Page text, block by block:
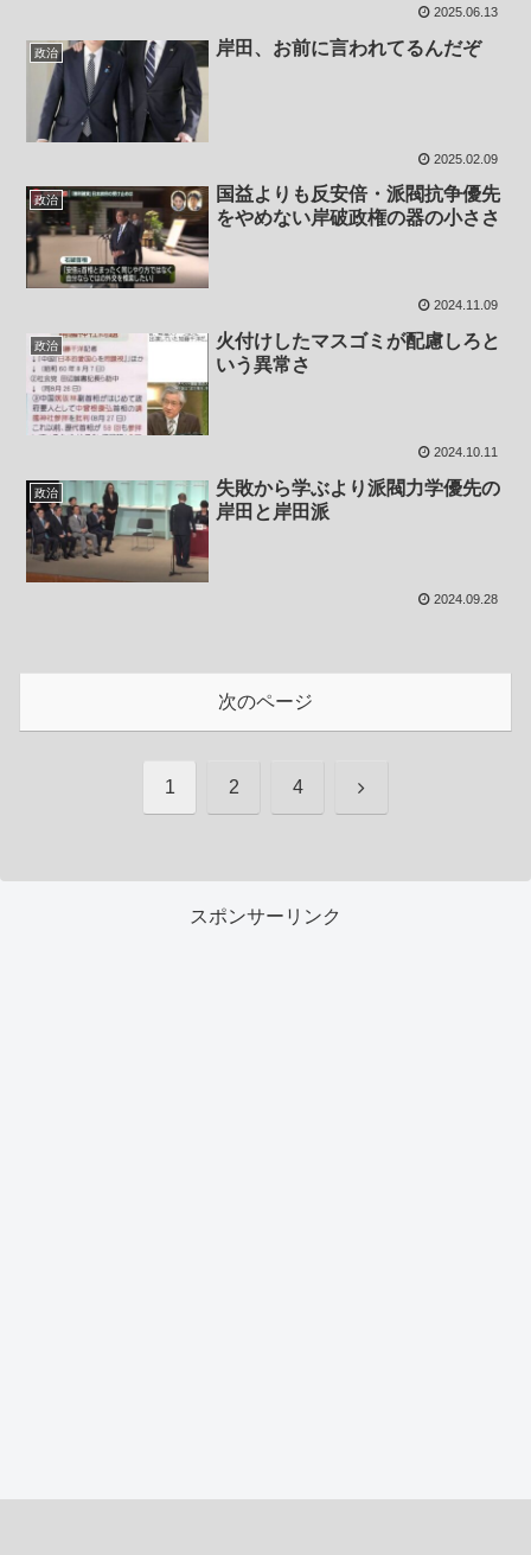
2025.06.13
政治 岸田、お前に言われてるんだぞ
2025.02.09
政治
国益よりも反安倍・派閥抗争優先
をやめない岸破政権の器の小ささ
2024.11.09
政治
火付けしたマスゴミが配慮しろと
いう異常さ
2024.10.11
政治
失敗から学ぶより派閥力学優先の
岸田と岸田派
2024.09.28
次のページ
1 2 4 次
スポンサーリンク